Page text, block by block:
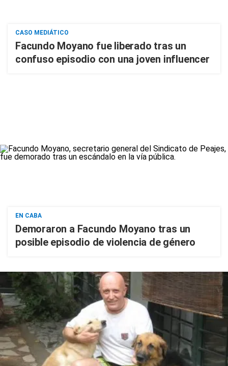
CASO MEDIÁTICO
Facundo Moyano fue liberado tras un
confuso episodio con una joven influencer
EN CABA
Demoraron a Facundo Moyano tras un
posible episodio de violencia de género